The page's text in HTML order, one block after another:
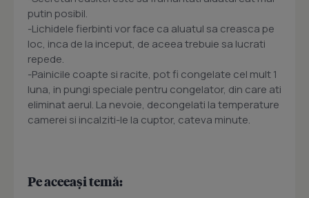
putin posibil.
-Lichidele fierbinti vor face ca aluatul sa creasca pe
loc, inca de la inceput, de aceea trebuie sa lucrati
repede.
-Painicile coapte si racite, pot fi congelate cel mult 1
luna, in pungi speciale pentru congelator, din care ati
eliminat aerul. La nevoie, decongelati la temperature
camerei si incalziti-le la cuptor, cateva minute.
Pe aceeași temă: